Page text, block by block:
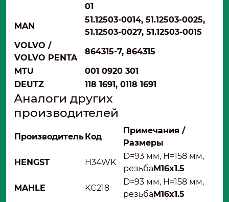
01
MAN
51.12503-0014, 51.12503-0025,
51.12503-0027, 51.12503-0015
VOLVO /
VOLVO PENTA
864315-7, 864315
MTU
001 0920 301
DEUTZ
118 1691, 0118 1691
Аналоги других
производителей
Производитель Код
Примечания /
Размеры
HENGST
H34WK
D=93 мм, H=158 мм,
резьба M16x1.5
MAHLE
KC218
D=93 мм, H=158 мм,
резьба M16x1.5